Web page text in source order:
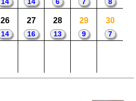
14 14 6 7 8
26
14
27
16
28
13
29
9
30
7